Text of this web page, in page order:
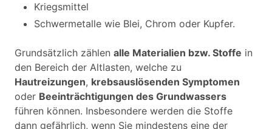
Kriegsmittel
Schwermetalle wie Blei, Chrom oder Kupfer.
Grundsätzlich zählen alle Materialien bzw. Stoffe in
den Bereich der Altlasten, welche zu
Hautreizungen, krebsauslösenden Symptomen
oder Beeinträchtigungen des Grundwassers
führen können. Insbesondere werden die Stoffe
dann gefährlich, wenn Sie mindestens eine der